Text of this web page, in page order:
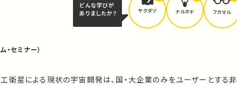
どんな学びが
ありましたか？
ヤクダツ ナルホド フカマル
セミナー）
衛星による現状の宇宙開発は、国・大企業のみをユーザーとする非